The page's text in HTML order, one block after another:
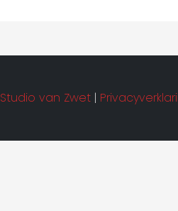
Studio van Zwet |